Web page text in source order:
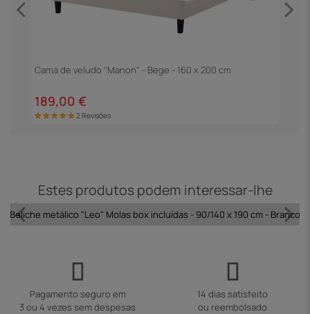
Cama de veludo "Manon" - Bege - 160 x 200 cm
189,00 €
2 Revisões
Estes produtos podem interessar-lhe
Beliche metálico "Leo" Molas box incluídas - 90/140 x 190 cm - Branco
Pagamento seguro em
3 ou 4 vezes sem despesas
14 dias satisfeito
ou reembolsado